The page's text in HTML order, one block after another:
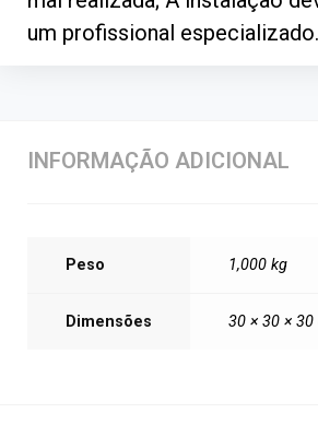
um profissional especializado.
INFORMAÇÃO ADICIONAL
Peso 1,000 kg
Dimensões 30 × 30 × 30